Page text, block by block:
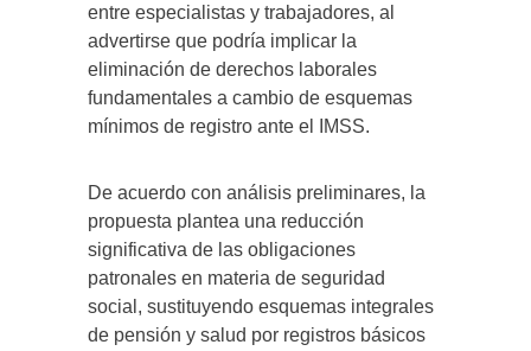
entre especialistas y trabajadores, al
advertirse que podría implicar la
eliminación de derechos laborales
fundamentales a cambio de esquemas
mínimos de registro ante el IMSS.
De acuerdo con análisis preliminares, la
propuesta plantea una reducción
significativa de las obligaciones
patronales en materia de seguridad
social, sustituyendo esquemas integrales
de pensión y salud por registros básicos